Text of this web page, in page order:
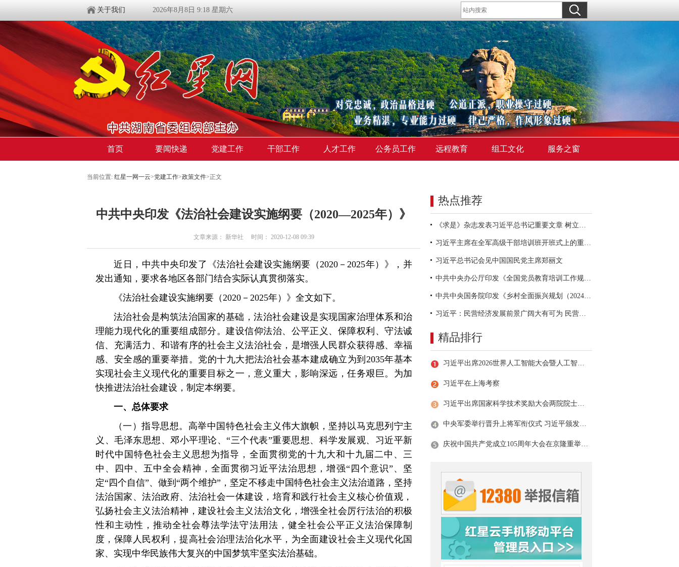
关于我们 2026年8月8日 9:18 星期六
首页 要闻快递 党建工作 干部工作 人才工作 公务员工作 远程教育 组工文化 服务之窗
当前位置: 红星一网一云>党建工作>政策文件>正文
中共中央印发《法治社会建设实施纲要（2020—2025年）》
文章来源： 新华社 时间： 2020-12-08 09:39
近日，中共中央印发了《法治社会建设实施纲要（2020－2025年）》，并
发出通知，要求各地区各部门结合实际认真贯彻落实。
《法治社会建设实施纲要（2020－2025年）》全文如下。
法治社会是构筑法治国家的基础，法治社会建设是实现国家治理体系和治
理能力现代化的重要组成部分。建设信仰法治、公平正义、保障权利、守法诚
信、充满活力、和谐有序的社会主义法治社会，是增强人民群众获得感、幸福
感、安全感的重要举措。党的十九大把法治社会基本建成确立为到2035年基本
实现社会主义现代化的重要目标之一，意义重大，影响深远，任务艰巨。为加
快推进法治社会建设，制定本纲要。
一、总体要求
（一）指导思想。高举中国特色社会主义伟大旗帜，坚持以马克思列宁主
义、毛泽东思想、邓小平理论、“三个代表”重要思想、科学发展观、习近平新
时代中国特色社会主义思想为指导，全面贯彻党的十九大和十九届二中、三
中、四中、五中全会精神，全面贯彻习近平法治思想，增强“四个意识”、坚
定“四个自信”、做到“两个维护”，坚定不移走中国特色社会主义法治道路，坚持
法治国家、法治政府、法治社会一体建设，培育和践行社会主义核心价值观，
弘扬社会主义法治精神，建设社会主义法治文化，增强全社会厉行法治的积极
性和主动性，推动全社会尊法学法守法用法，健全社会公平正义法治保障制
度，保障人民权利，提高社会治理法治化水平，为全面建设社会主义现代化国
家、实现中华民族伟大复兴的中国梦筑牢坚实法治基础。
热点推荐
《求是》杂志发表习近平总书记重要文章 树立和践行正确政绩观
习近平主席在全军高级干部培训班开班式上的重要讲话引领全军开展思想整风、深化政治整训
习近平总书记会见中国国民党主席郑丽文
中共中央办公厅印发《全国党员教育培训工作规划（2024－2028年）》
中共中央国务院印发《乡村全面振兴规划（2024—2027年）》
习近平：民营经济发展前景广阔大有可为 民营企业和民营企业家大显身手正当其时
精品排行
习近平出席2026世界人工智能大会暨人工智能全球治理高级别会议开幕式并发表主旨讲话
习近平在上海考察
习近平出席国家科学技术奖励大会两院院士大会中国科协第十一次全国代表大会并发表重要讲话
中央军委举行晋升上将军衔仪式 习近平颁发命令状并向晋衔的军官表示祝贺
庆祝中国共产党成立105周年大会在京隆重举行 习近平发表重要讲话